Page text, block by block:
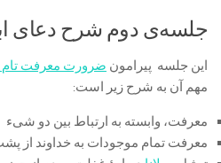
جلسه‌ی دوم شرح دعای
این جلسه پیرامون ضرورت معرفت
مهم آن به شرح زیر است:
معرفت، وابسته به ارتباط بین دو شیء
معرفت تمام موجودات به خداوند از